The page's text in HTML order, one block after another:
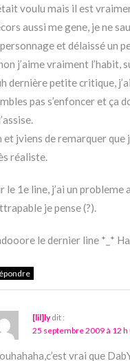
voulu mais il est
aussi me gene, je ne
et délaissé un
j’aime vraiment l’habit,
dernière petite critique,
pas s’enfoncer et ça
et jviens de remarquer que
réaliste.
le 1e line, j’ai un
je pense (?).
le dernier line *_*
[lil]ly dit :
25 septembre 2009 à 12 h
vrai que